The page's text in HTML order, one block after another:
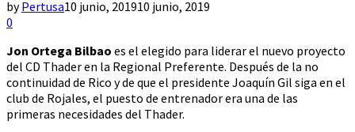
byPertusa10 junio, 201910 junio, 2019
0
Jon Ortega Bilbao es el elegido para liderar el nuevo proyecto
del CD Thader en la Regional Preferente. Después de la no
continuidad de Rico y de que el presidente Joaquín Gil siga en el
club de Rojales, el puesto de entrenador era una de las
primeras necesidades del Thader.